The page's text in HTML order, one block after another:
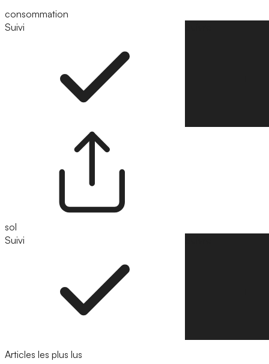
consommation
Suivi
sol
Suivi
Articles les plus lus